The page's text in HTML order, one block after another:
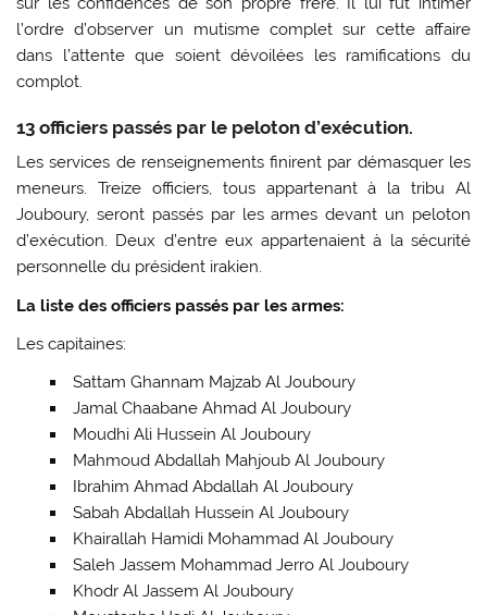
l’ordre d’observer un mutisme complet sur cette affaire
dans l’attente que soient dévoilées les ramifications du
complot.
13 officiers passés par le peloton d’exécution.
Les services de renseignements finirent par démasquer les
meneurs. Treize officiers, tous appartenant à la tribu Al
Jouboury, seront passés par les armes devant un peloton
d’exécution. Deux d’entre eux appartenaient à la sécurité
personnelle du président irakien.
La liste des officiers passés par les armes:
Les capitaines:
Sattam Ghannam Majzab Al Jouboury
Jamal Chaabane Ahmad Al Jouboury
Moudhi Ali Hussein Al Jouboury
Mahmoud Abdallah Mahjoub Al Jouboury
Ibrahim Ahmad Abdallah Al Jouboury
Sabah Abdallah Hussein Al Jouboury
Khairallah Hamidi Mohammad Al Jouboury
Saleh Jassem Mohammad Jerro Al Jouboury
Khodr Al Jassem Al Jouboury